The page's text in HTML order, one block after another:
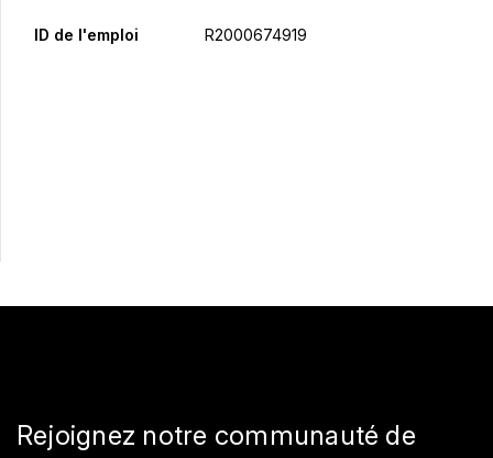
ID de l'emploi R2000674919
Rejoignez notre communauté de